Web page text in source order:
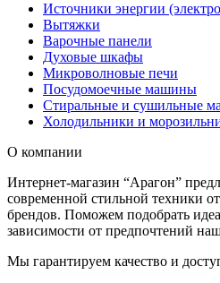
Источники энергии
Вытяжки
Варочные панели
Духовые шкафы
Микроволновые печи
Посудомоечные машины
Стиральные и сушильные
Холодильники и
О компании
Интернет-магазин “Арагон”
современной стильной техники
брендов. Поможем подобрать
зависимости от предпочтений
Мы гарантируем качество и